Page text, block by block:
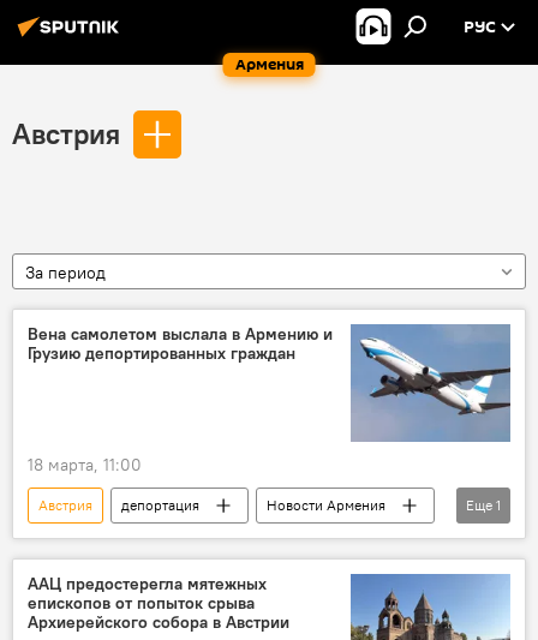
Армения
РУС
Австрия
За период
Вена самолетом выслала в Армению и
Грузию депортированных граждан
18 марта, 11:00
Австрия депортация
Новости Армения
Грузия
Еще 1
ААЦ предостерегла мятежных
епископов от попыток срыва
Архиерейского собора в Австрии